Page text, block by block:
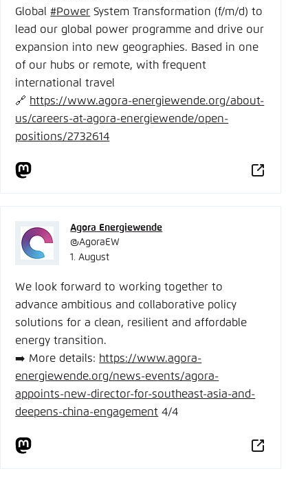
Global#Power System Transformation (f/m/d) to
lead our global power programme and drive our
expansion into new geographies. Based in one
of our hubs or remote, with frequent
international travel
🔗 https://www.agora-energiewende.org/about-
us/careers-at-agora-energiewende/open-
positions/2732614
Agora Energiewende
@AgoraEW
1. August
We look forward to working together to
advance ambitious and collaborative policy
solutions for a clean, resilient and affordable
energy transition.
➡️ More details: https://www.agora-
energiewende.org/news-events/agora-
appoints-new-director-for-southeast-asia-and-
deepens-china-engagement 4/4